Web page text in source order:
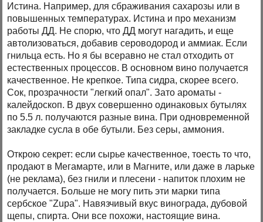
Истина. Например, для сбраживания сахарозы или в
повышенных температурах. Истина и про механизм
работы ДД. Не спорю, что ДД могут нагадить, и еще
автолизоваться, добавив сероводород и аммиак. Если
гнильца есть. Но я бы всеравно не стал отходить от
естественных процессов. В основном вино получается
качественное. Не крепкое. Типа сидра, скорее всего.
Сок, прозрачности "легкий опал". Зато ароматы -
калейдоскоп. В двух совершенно одинаковых бутылях
по 5.5 л. получаются разные вина. При одновременной
закладке сусла в обе бутыли. Без серы, аммония.
Открою секрет: если сырье качественное, тоесть то что,
продают в Мегамарте, или в Магните, или даже в ларьке
(не реклама), без гнили и плесени - напиток плохим не
получается. Больше не могу пить эти марки типа
сербское "Zupa". Навязчивый вкус винограда, дубовой
щепы, спирта. Они все похожи, настоящие вина.